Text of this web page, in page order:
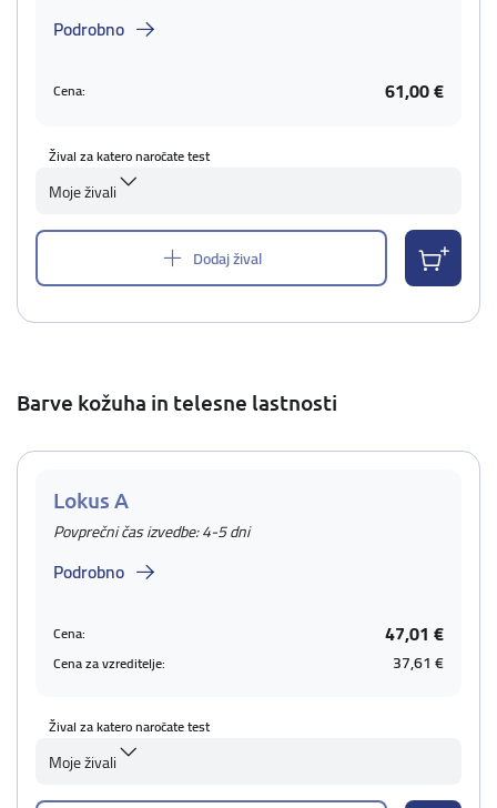
Podrobno
Cena: 61,00 €
Žival za katero naročate test
Moje živali
Dodaj žival
Barve kožuha in telesne lastnosti
Lokus A
Povprečni čas izvedbe: 4-5 dni
Podrobno
Cena: 47,01 €
Cena za vzreditelje: 37,61 €
Žival za katero naročate test
Moje živali